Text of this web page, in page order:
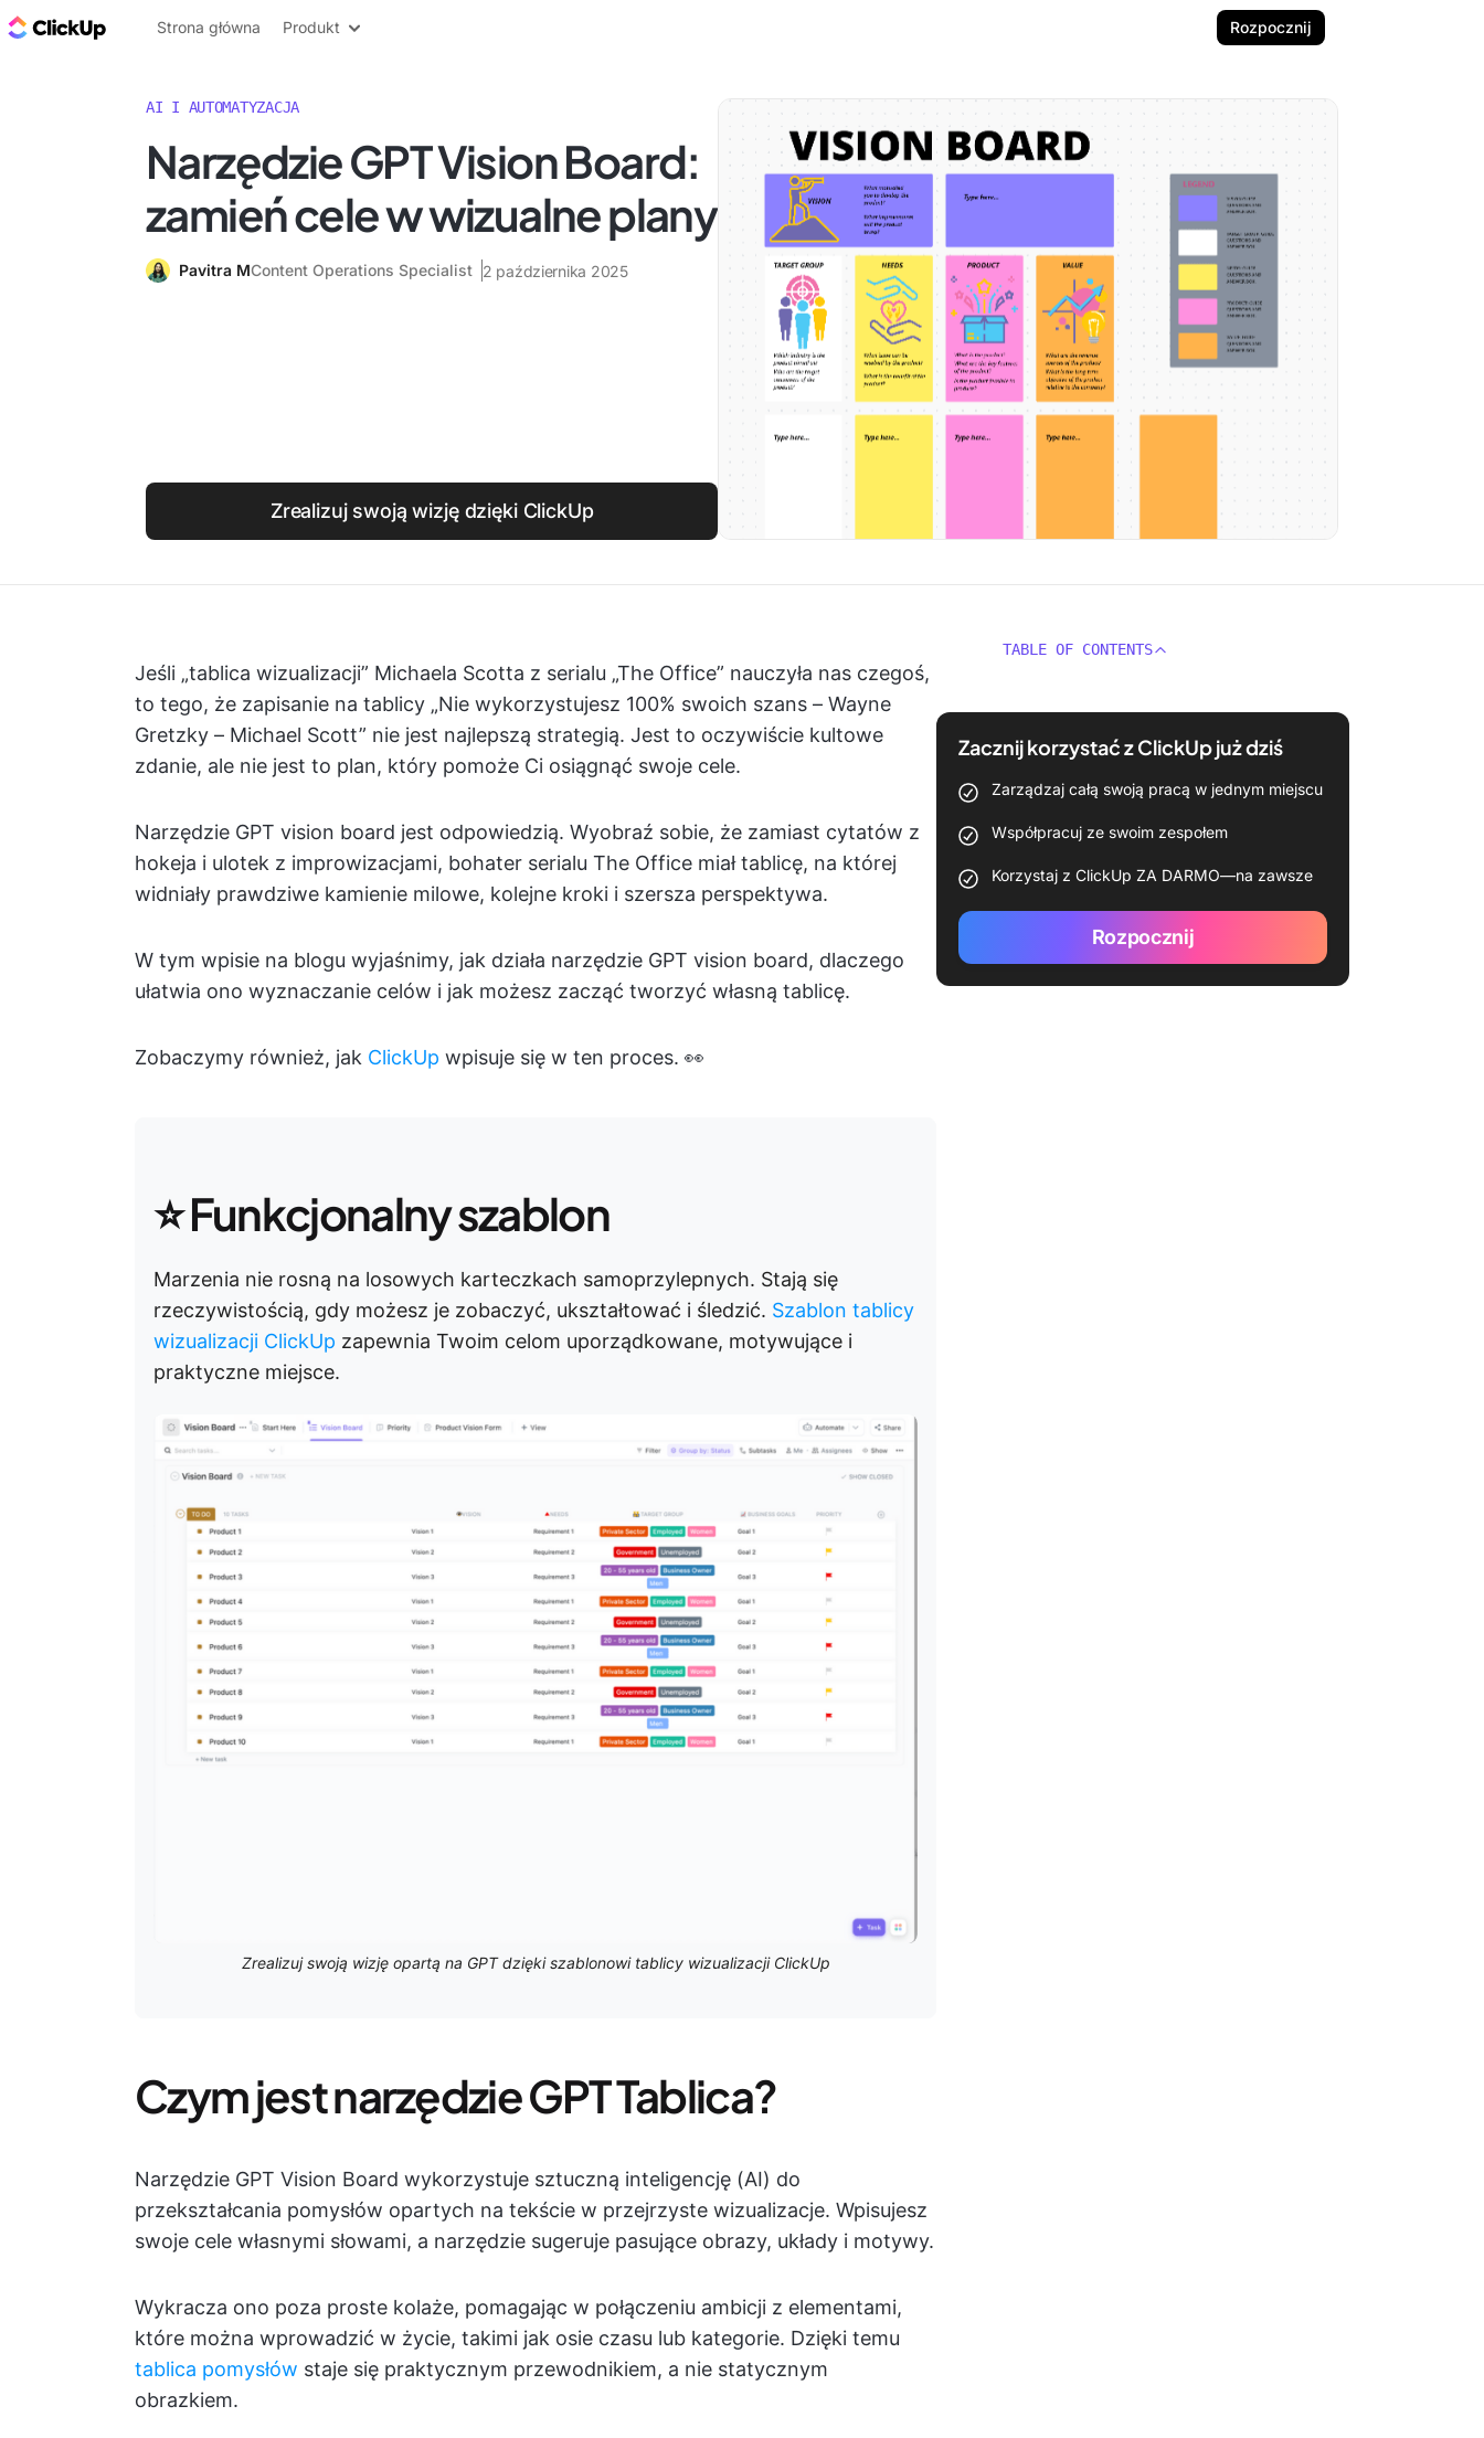
ClickUp Blog
Strona główna Produkt Rozpocznij
AI I AUTOMATYZACJA
Narzędzie GPT Vision Board:
zamień cele w wizualne plany
Pavitra MContent Operations Specialist 2 października 2025
Zrealizuj swoją wizję dzięki ClickUp
Jeśli „tablica wizualizacji” Michaela Scotta z serialu „The Office” nauczyła nas czegoś,
to tego, że zapisanie na tablicy „Nie wykorzystujesz 100% swoich szans – Wayne
Gretzky – Michael Scott” nie jest najlepszą strategią. Jest to oczywiście kultowe
zdanie, ale nie jest to plan, który pomoże Ci osiągnąć swoje cele.
Narzędzie GPT vision board jest odpowiedzią. Wyobraź sobie, że zamiast cytatów z
hokeja i ulotek z improwizacjami, bohater serialu The Office miał tablicę, na której
widniały prawdziwe kamienie milowe, kolejne kroki i szersza perspektywa.
W tym wpisie na blogu wyjaśnimy, jak działa narzędzie GPT vision board, dlaczego
ułatwia ono wyznaczanie celów i jak możesz zacząć tworzyć własną tablicę.
Zobaczymy również, jak ClickUp wpisuje się w ten proces. 👀
⭐ Funkcjonalny szablon
Marzenia nie rosną na losowych karteczkach samoprzylepnych. Stają się
rzeczywistością, gdy możesz je zobaczyć, ukształtować i śledzić. Szablon tablicy
wizualizacji ClickUp zapewnia Twoim celom uporządkowane, motywujące i
praktyczne miejsce.
Zrealizuj swoją wizję opartą na GPT dzięki szablonowi tablicy wizualizacji ClickUp
Czym jest narzędzie GPT Tablica?
Narzędzie GPT Vision Board wykorzystuje sztuczną inteligencję (AI) do
przekształcania pomysłów opartych na tekście w przejrzyste wizualizacje. Wpisujesz
swoje cele własnymi słowami, a narzędzie sugeruje pasujące obrazy, układy i motywy.
Wykracza ono poza proste kolaże, pomagając w połączeniu ambicji z elementami,
które można wprowadzić w życie, takimi jak osie czasu lub kategorie. Dzięki temu
tablica pomysłów staje się praktycznym przewodnikiem, a nie statycznym
obrazkiem.
TABLE OF CONTENTS
Zacznij korzystać z ClickUp już dziś
Zarządzaj całą swoją pracą w jednym miejscu
Współpracuj ze swoim zespołem
Korzystaj z ClickUp ZA DARMO—na zawsze
Rozpocznij